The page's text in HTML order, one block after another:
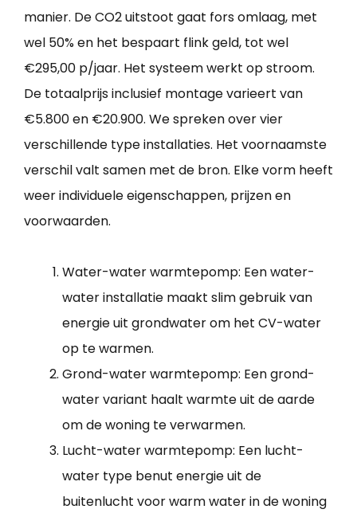
manier. De CO2 uitstoot gaat fors omlaag, met
wel 50% en het bespaart flink geld, tot wel
€295,00 p/jaar. Het systeem werkt op stroom.
De totaalprijs inclusief montage varieert van
€5.800 en €20.900. We spreken over vier
verschillende type installaties. Het voornaamste
verschil valt samen met de bron. Elke vorm heeft
weer individuele eigenschappen, prijzen en
voorwaarden.
Water-water warmtepomp: Een water-
water installatie maakt slim gebruik van
energie uit grondwater om het CV-water
op te warmen.
Grond-water warmtepomp: Een grond-
water variant haalt warmte uit de aarde
om de woning te verwarmen.
Lucht-water warmtepomp: Een lucht-
water type benut energie uit de
buitenlucht voor warm water in de woning